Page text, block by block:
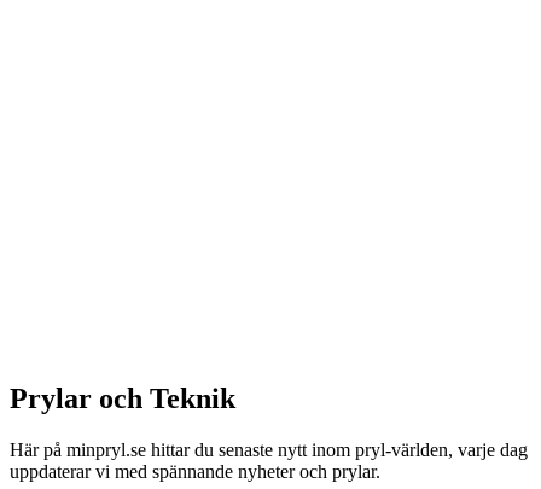
Prylar och Teknik
Här på minpryl.se hittar du senaste nytt inom pryl-världen, varje dag
uppdaterar vi med spännande nyheter och prylar.